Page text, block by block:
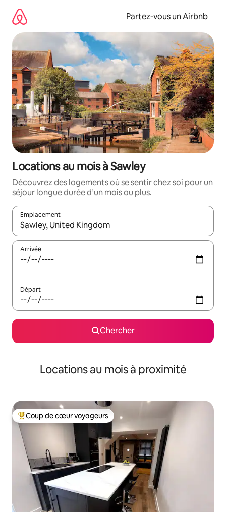
directement
contenu
Partez-vous un Airbnb
Locations au mois à Sawley
Découvrez des logements où se sentir chez soi pour un
séjour longue durée d’un mois ou plus.
Emplacement
Quand les résultats sont affichés, parcourez-les en utilisant
Arrivée
Départ
Chercher
Locations au mois à proximité
Coup de cœur voyageurs parmi les plus aimés
Coup de cœur voyageurs